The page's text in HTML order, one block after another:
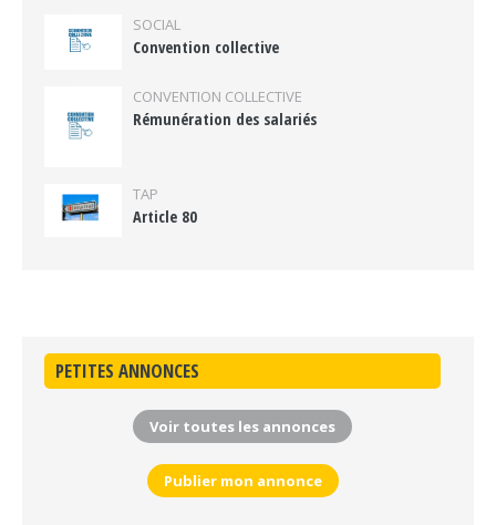
SOCIAL
Convention collective
CONVENTION COLLECTIVE
Rémunération des salariés
TAP
Article 80
PETITES ANNONCES
Voir toutes les annonces
Publier mon annonce